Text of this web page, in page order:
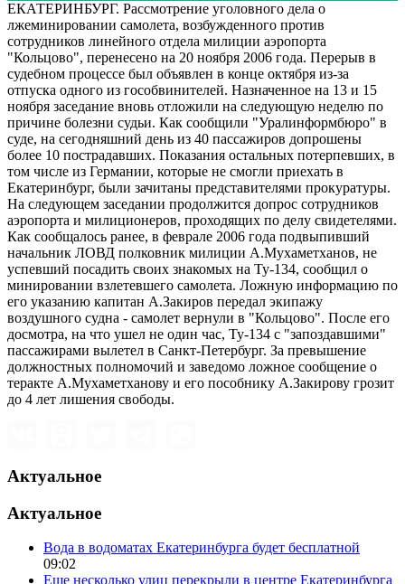
ЕКАТЕРИНБУРГ. Рассмотрение уголовного дела о
лжеминировании самолета, возбужденного против
сотрудников линейного отдела милиции аэропорта
"Кольцово", перенесено на 20 ноября 2006 года. Перерыв в
судебном процессе был объявлен в конце октября из-за
отпуска одного из гособвинителей. Назначенное на 13 и 15
ноября заседание вновь отложили на следующую неделю по
причине болезни судьи. Как сообщили "Уралинформбюро" в
суде, на сегодняшний день из 40 пассажиров допрошены
более 10 пострадавших. Показания остальных потерпевших, в
том числе из Германии, которые не смогли приехать в
Екатеринбург, были зачитаны представителями прокуратуры.
На следующем заседании продолжится допрос сотрудников
аэропорта и милиционеров, проходящих по делу свидетелями.
Как сообщалось ранее, в феврале 2006 года подвыпивший
начальник ЛОВД полковник милиции А.Мухаметханов, не
успевший посадить своих знакомых на Ту-134, сообщил о
минировании взлетевшего самолета. Ложную информацию по
его указанию капитан А.Закиров передал экипажу
воздушного судна - самолет вернули в "Кольцово". После его
досмотра, на что ушел не один час, Ту-134 с "запоздавшими"
пассажирами вылетел в Санкт-Петербург. За превышение
должностных полномочий и заведомо ложное сообщение о
теракте А.Мухаметханову и его пособнику А.Закирову грозит
до 4 лет лишения свободы.
Актуальное
Актуальное
Вода в водоматах Екатеринбурга будет бесплатной
09:02
Еще несколько улиц перекрыли в центре Екатеринбурга